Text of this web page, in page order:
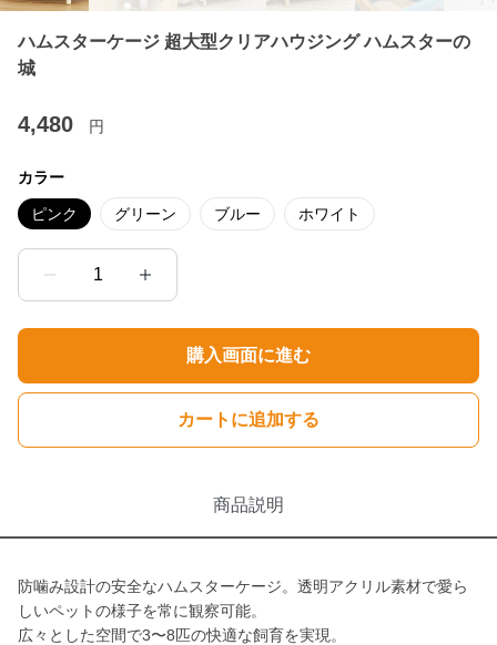
ハムスターケージ 超大型クリアハウジング ハムスターの
城
4,480 円
カラー
ピンク グリーン ブルー ホワイト
1
購入画面に進む
カートに追加する
商品説明
防噛み設計の安全なハムスターケージ。透明アクリル素材で愛ら
しいペットの様子を常に観察可能。
広々とした空間で3〜8匹の快適な飼育を実現。